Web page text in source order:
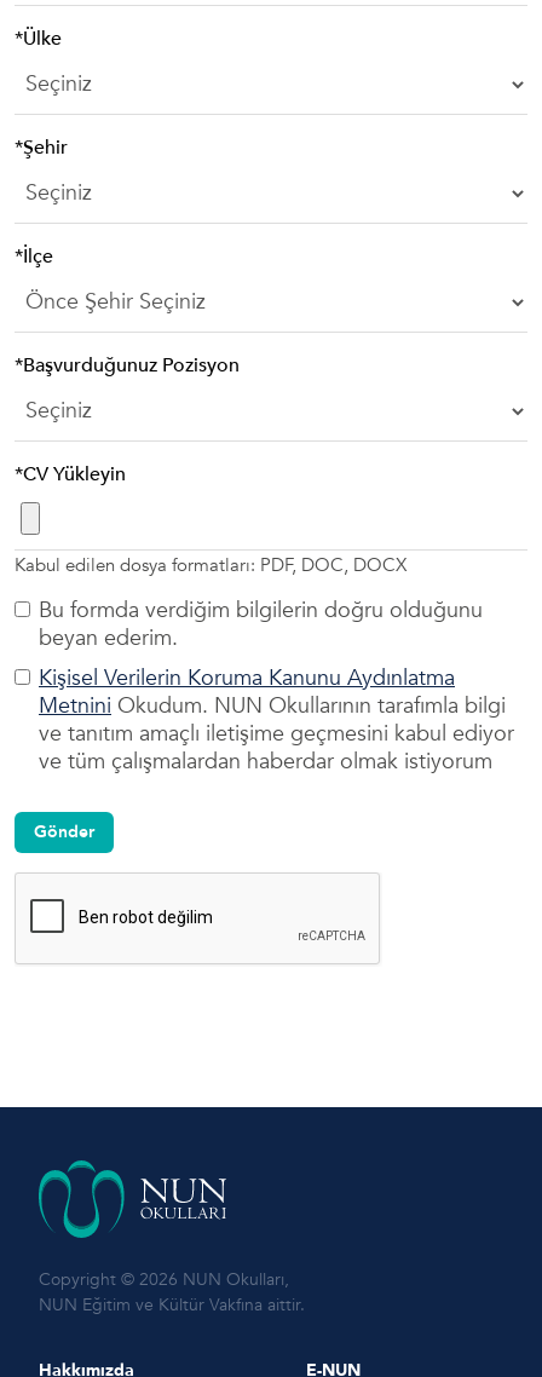
*Ülke
*Şehir
*İlçe
*Başvurduğunuz Pozisyon
*CV Yükleyin
Kabul edilen dosya formatları: PDF, DOC, DOCX
Bu formda verdiğim bilgilerin doğru olduğunu
beyan ederim.
Kişisel Verilerin Koruma Kanunu Aydınlatma
Metnini Okudum. NUN Okullarının tarafımla bilgi
ve tanıtım amaçlı iletişime geçmesini kabul ediyor
ve tüm çalışmalardan haberdar olmak istiyorum
Gönder
Copyright © 2026 NUN Okulları,
NUN Eğitim ve Kültür Vakfına aittir.
Hakkımızda E-NUN